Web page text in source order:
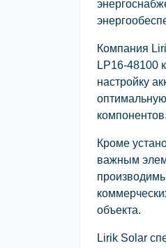
Компания
LP16-48100
настройку
компонентов.
Кроме
важным
объекта.
Lirik Solar